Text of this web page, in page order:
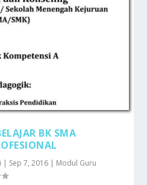
BK SMA
| Sep 7, 2016 | Modul Guru